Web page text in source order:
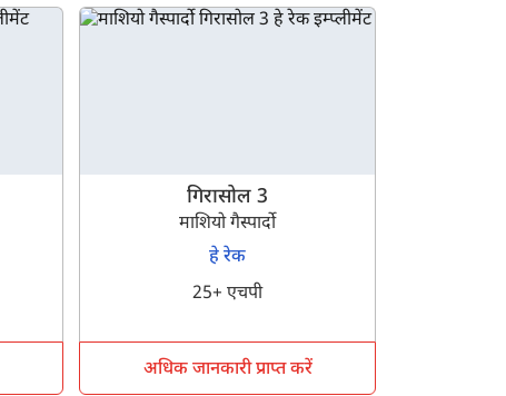
गिरासोल 3
माशियो गैस्पार्दो
हे रेक
25+ एचपी
अधिक जानकारी प्राप्त करें